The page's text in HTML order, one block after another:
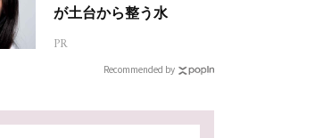
が土台から整う水
PR
Recommended by